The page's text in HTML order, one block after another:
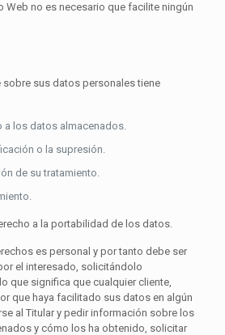
Web no es necesario que facilite ningún
sobre sus datos personales tiene
a los datos almacenados.
o la supresión.
de su tratamiento.
a la portabilidad de los datos.
es personal y por tanto debe ser
el interesado, solicitándolo
que significa que cualquier cliente,
que haya facilitado sus datos en algún
al Titular y pedir información sobre los
y cómo los ha obtenido, solicitar